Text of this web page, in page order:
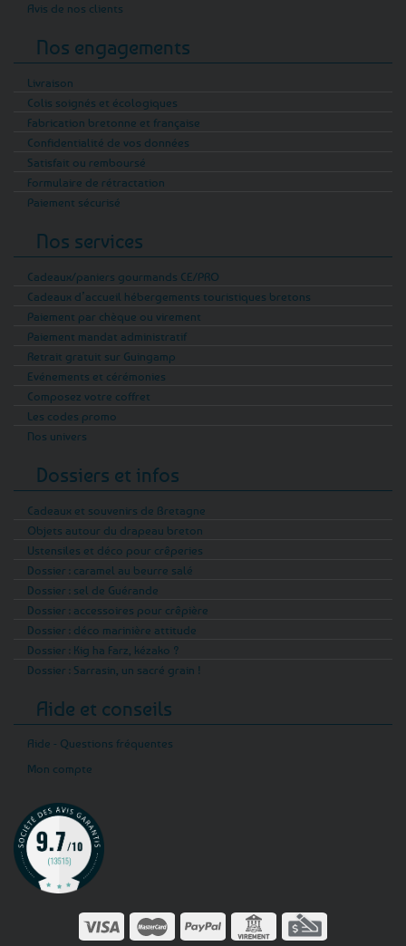
Avis de nos clients
Nos engagements
Livraison
Colis soignés et écologiques
Fabrication bretonne et française
Confidentialité de vos données
Satisfait ou remboursé
Formulaire de rétractation
Paiement sécurisé
Nos services
Cadeaux/paniers gourmands CE/PRO
Cadeaux d’accueil hébergements touristiques bretons
Paiement par chèque ou virement
Paiement mandat administratif
Retrait gratuit sur Guingamp
Evénements et cérémonies
Composez votre coffret
Les codes promo
Nos univers
Dossiers et infos
Cadeaux et souvenirs de Bretagne
Objets autour du drapeau breton
Ustensiles et déco pour crêperies
Dossier : caramel au beurre salé
Dossier : sel de Guérande
Dossier : accessoires pour crêpière
Dossier : déco marinière attitude
Dossier : Kig ha Farz, kézako ?
Dossier : Sarrasin, un sacré grain !
Aide et conseils
Aide - Questions fréquentes
Mon compte